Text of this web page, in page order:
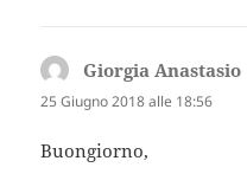
Giorgia Anastasio
25 Giugno 2018 alle 18:56
Buongiorno,